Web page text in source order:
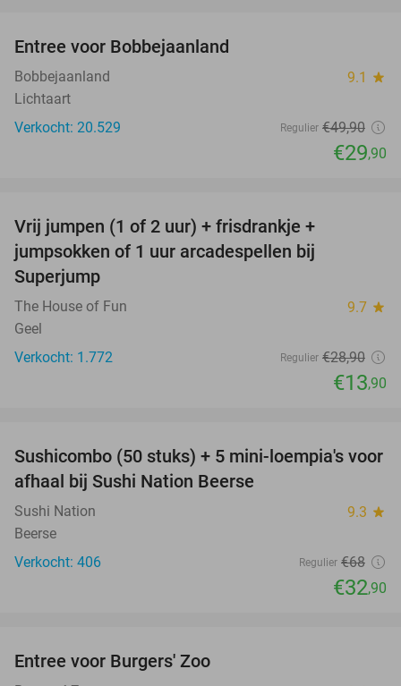
Entree voor Bobbejaanland
Bobbejaanland 9.1 star
Lichtaart
Verkocht: 20.529
Regulier €49,90
€29,90
Vrij jumpen (1 of 2 uur) + frisdrankje +
jumpsokken of 1 uur arcadespellen bij
Superjump
The House of Fun 9.7 star
Geel
Verkocht: 1.772
Regulier €28,90
€13,90
52%
Sushicombo (50 stuks) + 5 mini-loempia's voor
afhaal bij Sushi Nation Beerse
Sushi Nation 9.3 star
Beerse
Verkocht: 406
Regulier €68
€32,90
Entree voor Burgers' Zoo